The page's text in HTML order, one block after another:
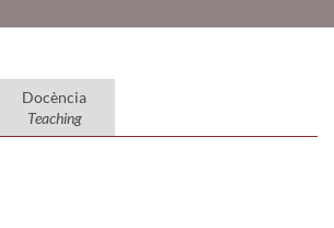
Docència
Teaching